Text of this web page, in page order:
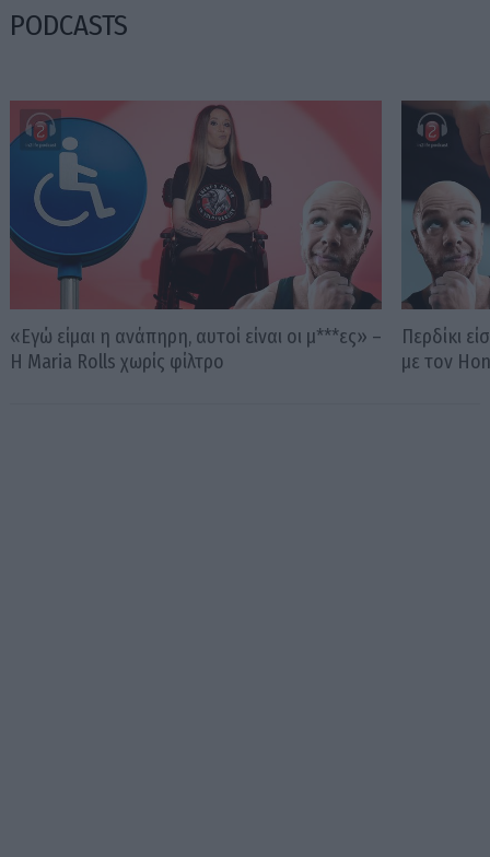
PODCASTS
«Εγώ είμαι η ανάπηρη, αυτοί είναι οι μ***ες» –
Η Maria Rolls χωρίς φίλτρο
Περδίκι
με τον